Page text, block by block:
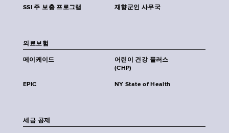
SSI 주 보충 프로그램 재향군인 사무국
의료보험
메이케이드
어린이 건강 플러스
(CHP)
EPIC NY State of Health
세금 공제